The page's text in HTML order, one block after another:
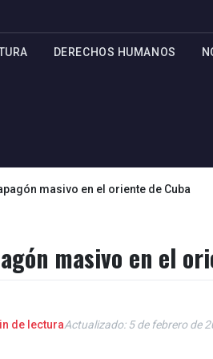
DERECHOS HUMANOS
masivo en el oriente de Cuba
masivo en el
de lecturaActualizado: 5 de febrero de